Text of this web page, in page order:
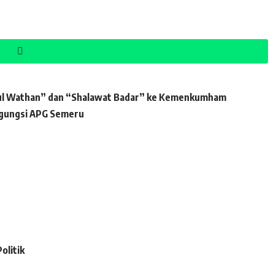
Wathan” dan “Shalawat Badar” ke Kemenkumham
APG Semeru